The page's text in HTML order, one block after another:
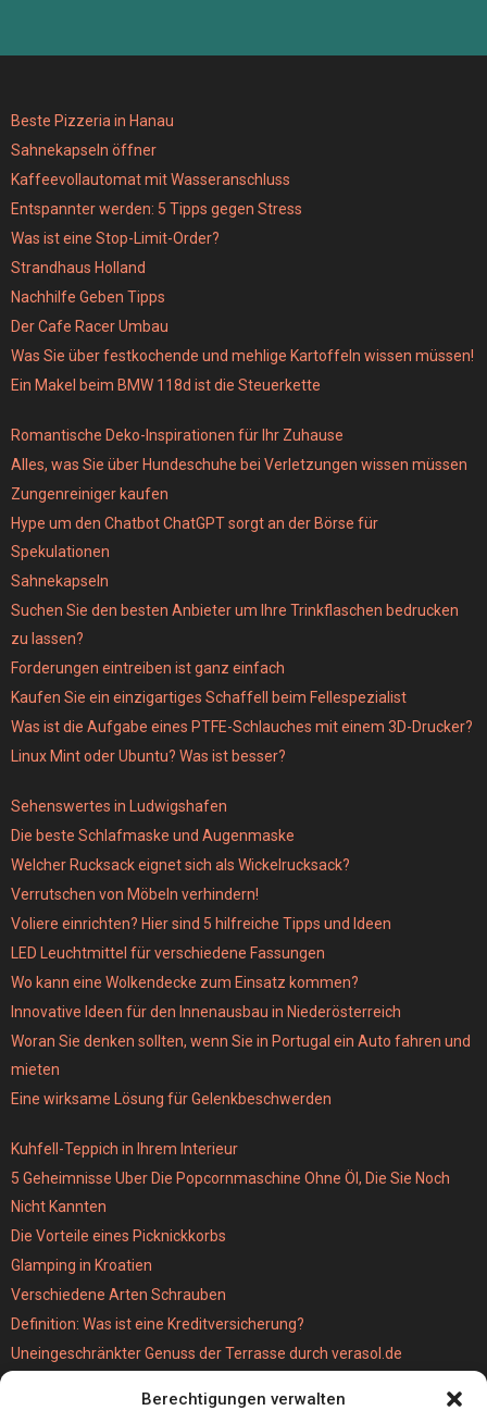
Berechtigungen verwalten
Beste Pizzeria in Hanau
Sahnekapseln öffner
Kaffeevollautomat mit Wasseranschluss
Entspannter werden: 5 Tipps gegen Stress
Was ist eine Stop-Limit-Order?
Strandhaus Holland
Nachhilfe Geben Tipps
Der Cafe Racer Umbau
Was Sie über festkochende und mehlige Kartoffeln wissen müssen!
Ein Makel beim BMW 118d ist die Steuerkette
Romantische Deko-Inspirationen für Ihr Zuhause
Alles, was Sie über Hundeschuhe bei Verletzungen wissen müssen
Zungenreiniger kaufen
Hype um den Chatbot ChatGPT sorgt an der Börse für
Spekulationen
Sahnekapseln
Suchen Sie den besten Anbieter um Ihre Trinkflaschen bedrucken
zu lassen?
Forderungen eintreiben ist ganz einfach
Kaufen Sie ein einzigartiges Schaffell beim Fellespezialist
Was ist die Aufgabe eines PTFE-Schlauches mit einem 3D-Drucker?
Linux Mint oder Ubuntu? Was ist besser?
Sehenswertes in Ludwigshafen
Die beste Schlafmaske und Augenmaske
Welcher Rucksack eignet sich als Wickelrucksack?
Verrutschen von Möbeln verhindern!
Voliere einrichten? Hier sind 5 hilfreiche Tipps und Ideen
LED Leuchtmittel für verschiedene Fassungen
Wo kann eine Wolkendecke zum Einsatz kommen?
Innovative Ideen für den Innenausbau in Niederösterreich
Woran Sie denken sollten, wenn Sie in Portugal ein Auto fahren und
mieten
Eine wirksame Lösung für Gelenkbeschwerden
Kuhfell-Teppich in Ihrem Interieur
5 Geheimnisse Uber Die Popcornmaschine Ohne Öl, Die Sie Noch
Nicht Kannten
Die Vorteile eines Picknickkorbs
Glamping in Kroatien
Verschiedene Arten Schrauben
Definition: Was ist eine Kreditversicherung?
Uneingeschränkter Genuss der Terrasse durch verasol.de
Wie schwer ist eigentlich eine MPU?